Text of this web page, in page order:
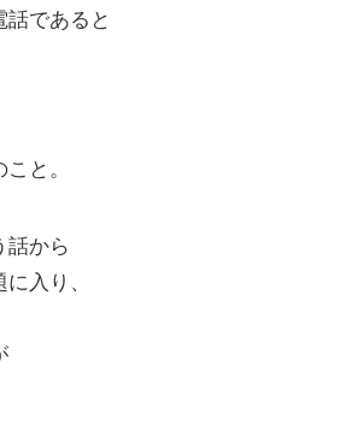
話であると
と。
話から
入り、